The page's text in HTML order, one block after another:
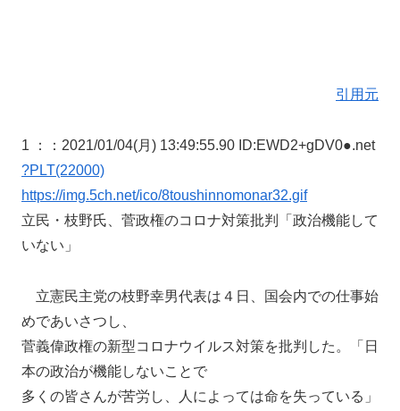
引用元
1 ：
：2021/01/04(月) 13:49:55.90 ID:EWD2+gDV0●.net
?PLT(22000)
https://img.5ch.net/ico/8toushinnomonar32.gif
立民・枝野氏、菅政権のコロナ対策批判「政治機能して
いない」
立憲民主党の枝野幸男代表は４日、国会内での仕事始
めであいさつし、
菅義偉政権の新型コロナウイルス対策を批判した。「日
本の政治が機能しないことで
多くの皆さんが苦労し、人によっては命を失っている」